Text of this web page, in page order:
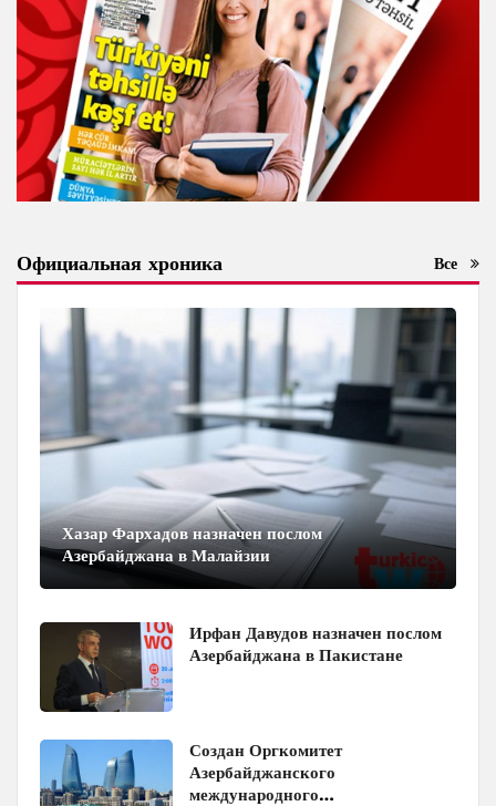
Официальная хроника Все
Хазар Фархадов назначен послом
Азербайджана в Малайзии
Ирфан Давудов назначен послом
Азербайджана в Пакистане
Создан Оргкомитет
Азербайджанского
международного